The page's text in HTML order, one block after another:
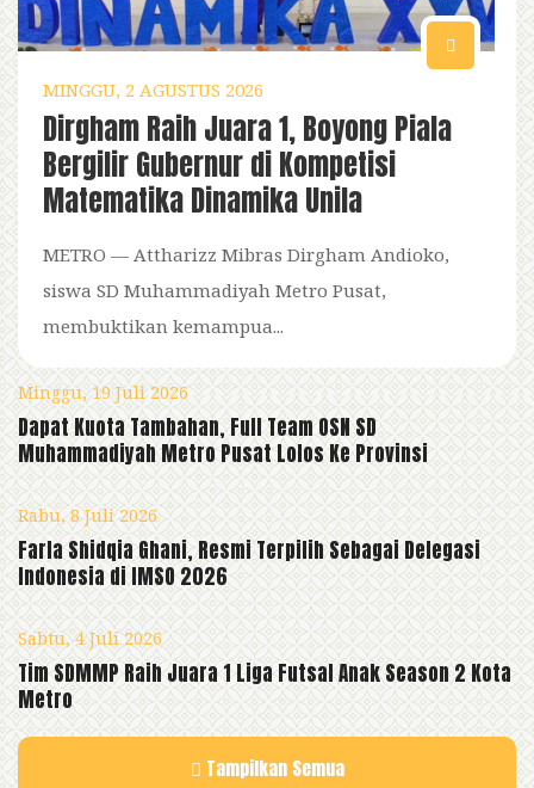
MINGGU, 2 AGUSTUS 2026
Dirgham Raih Juara 1, Boyong Piala
Bergilir Gubernur di Kompetisi
Matematika Dinamika Unila
METRO — Attharizz Mibras Dirgham Andioko,
siswa SD Muhammadiyah Metro Pusat,
membuktikan kemampua...
Minggu, 19 Juli 2026
Dapat Kuota Tambahan, Full Team OSN SD
Muhammadiyah Metro Pusat Lolos Ke Provinsi
Rabu, 8 Juli 2026
Farla Shidqia Ghani, Resmi Terpilih Sebagai Delegasi
Indonesia di IMSO 2026
Sabtu, 4 Juli 2026
Tim SDMMP Raih Juara 1 Liga Futsal Anak Season 2 Kota
Metro
Tampilkan Semua